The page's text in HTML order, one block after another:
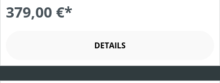
379,00 €*
DETAILS